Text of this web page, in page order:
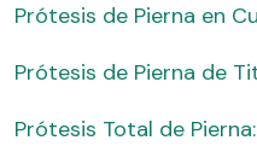
Prótesis de Pierna en
Prótesis de Pierna de
Prótesis Total de